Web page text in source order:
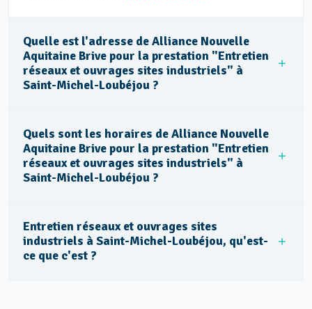
Quelle est l'adresse de Alliance Nouvelle
Aquitaine Brive pour la prestation "Entretien
réseaux et ouvrages sites industriels" à
Saint-Michel-Loubéjou ?
Quels sont les horaires de Alliance Nouvelle
Aquitaine Brive pour la prestation "Entretien
réseaux et ouvrages sites industriels" à
Saint-Michel-Loubéjou ?
Entretien réseaux et ouvrages sites
industriels à Saint-Michel-Loubéjou, qu'est-
ce que c'est ?